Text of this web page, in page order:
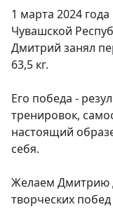
1 марта 2024
Чувашской
Дмитрий занял
63,5 кг.
Его победа -
тренировок,
настоящий
себя.
Желаем Дмитрию
творческих